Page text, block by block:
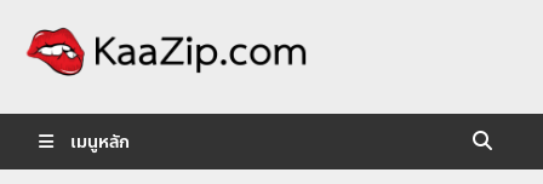
เมนูหลัก